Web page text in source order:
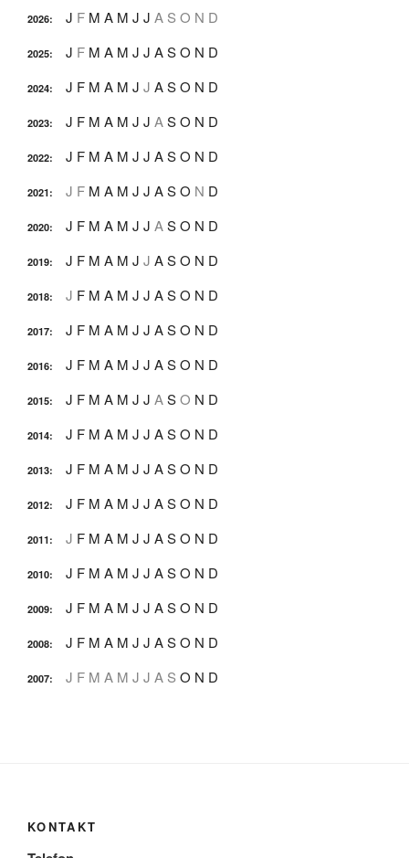
2026: J F M A M J J A S O N D
2025: J F M A M J J ASO N D
2024: J F M A M J J ASO N D
2023: J F M A M J J ASO N D
2022: J F M A M J J ASO N D
2021: J F M A M J J ASO N D
2020: J F M A M J J ASO N D
2019: J F M A M J J ASO N D
2018: J F M A M J J ASO N D
2017: J F M A M J J ASO N D
2016: J F M A M J J ASO N D
2015: J F M A M J J ASO N D
2014: J F M A M J J ASO N D
2013: J F M A M J J ASO N D
2012: J F M A M J J ASO N D
2011: J F M A M J J ASO N D
2010: J F M A M J J ASO N D
2009: J F M A M J J ASO N D
2008: J F M A M J J ASO N D
2007: J F M A M J J A S O N D
KONTAKT